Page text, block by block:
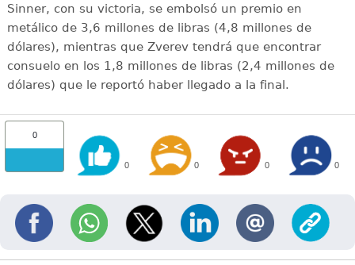
Sinner, con su victoria, se embolsó un premio en
metálico de 3,6 millones de libras (4,8 millones de
dólares), mientras que Zverev tendrá que encontrar
consuelo en los 1,8 millones de libras (2,4 millones de
dólares) que le reportó haber llegado a la final.
0
0 0 0 0